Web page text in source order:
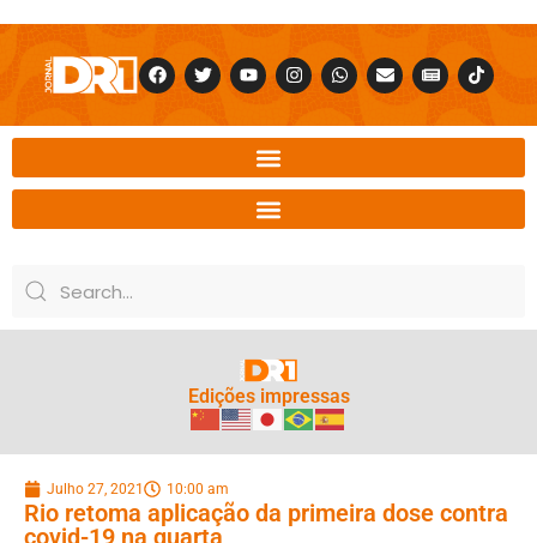
Edições impressas
Julho 27, 2021 10:00 am
Rio retoma aplicação da primeira dose contra
covid-19 na quarta